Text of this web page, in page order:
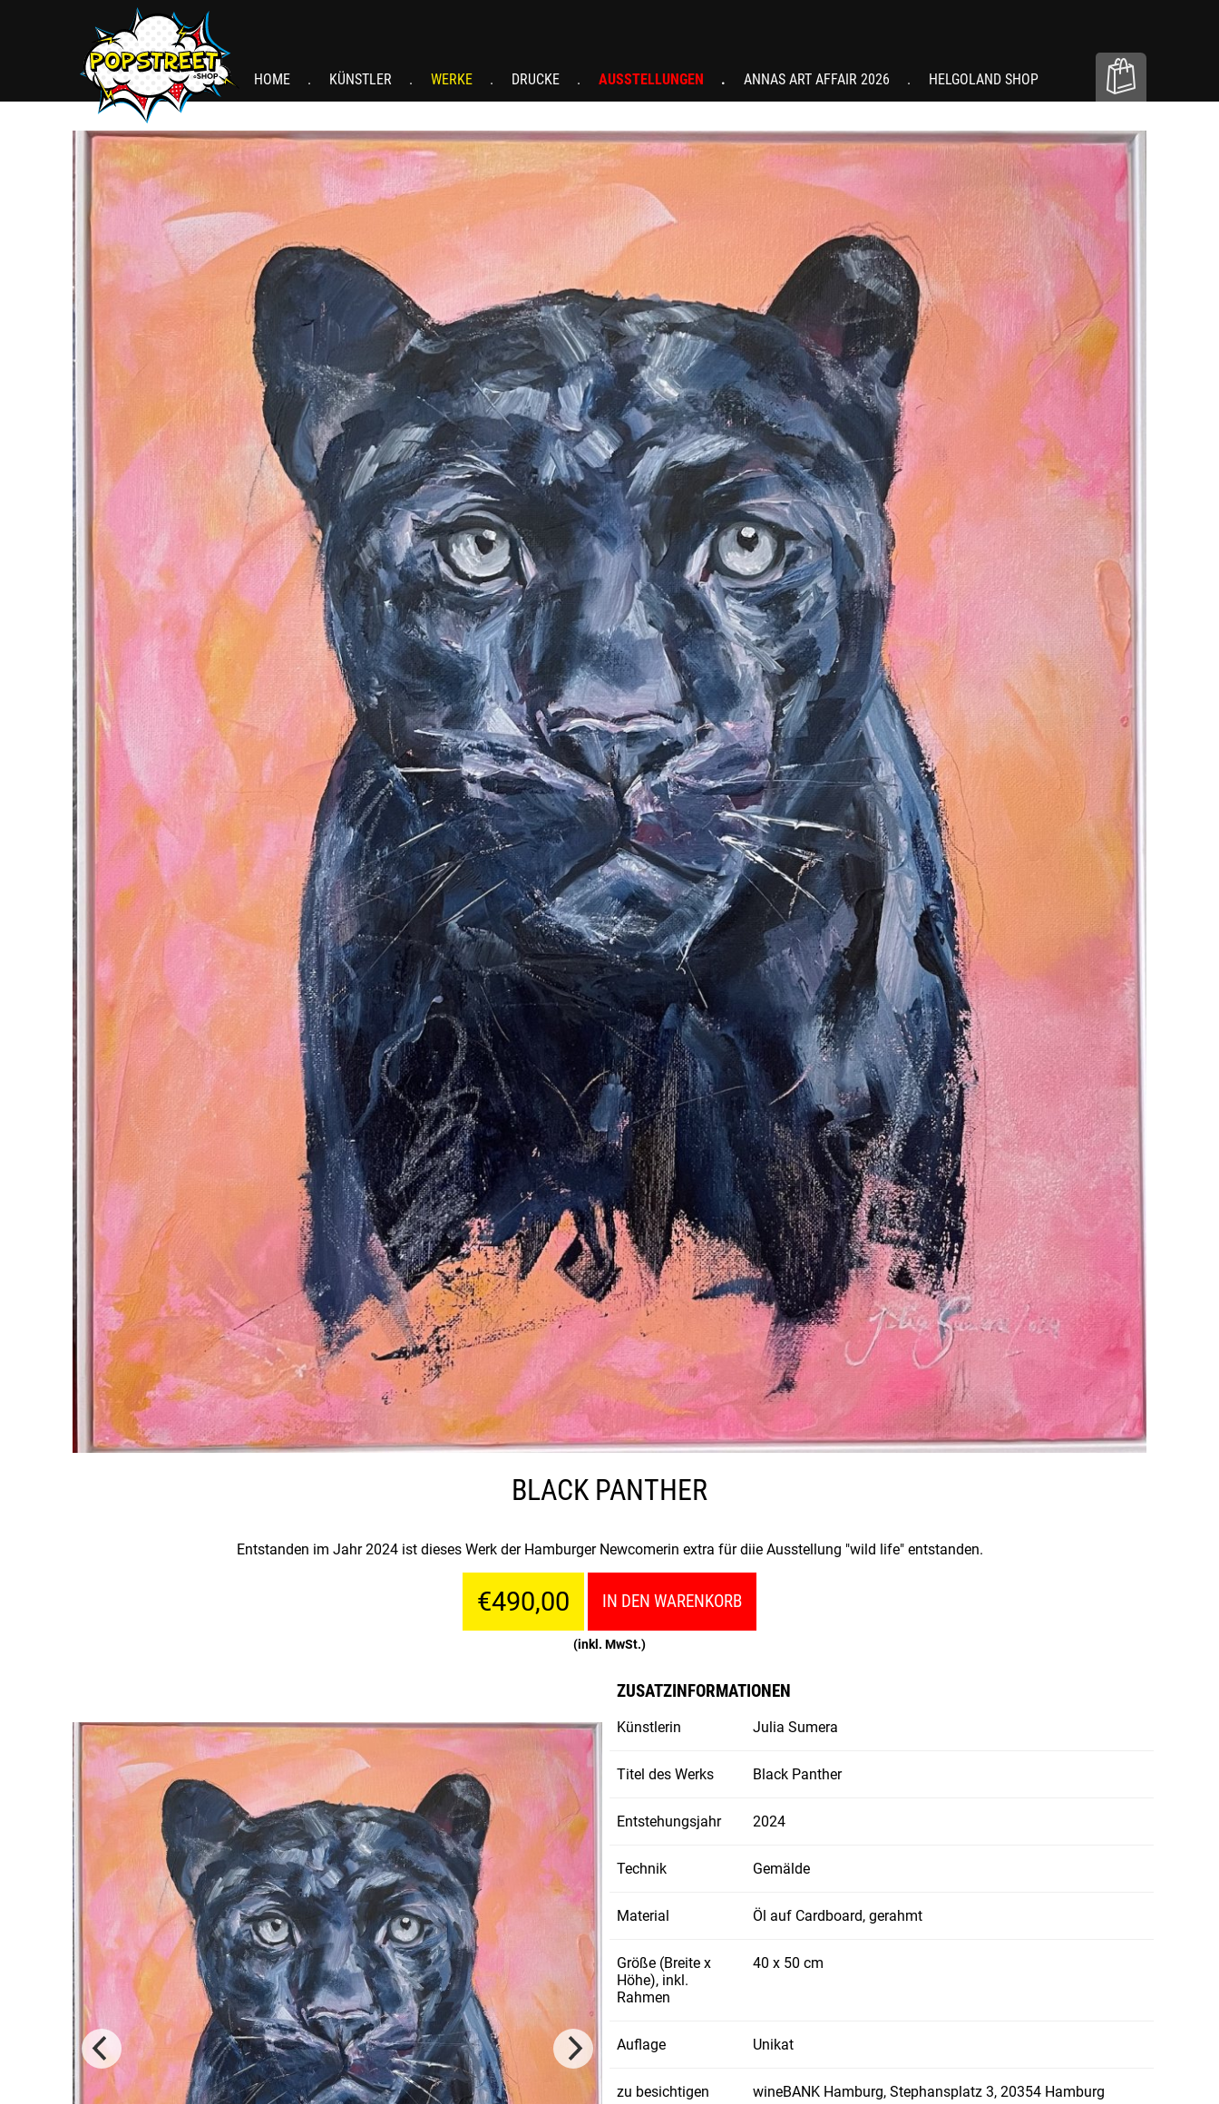
HOME KÜNSTLER WERKE DRUCKE AUSSTELLUNGEN ANNAS ART AFFAIR 2026 HELGOLAND SHOP
BLACK PANTHER
Entstanden im Jahr 2024 ist dieses Werk der Hamburger Newcomerin extra für diie Ausstellung "wild life" entstanden.
€490,00 IN DEN WARENKORB
(inkl. MwSt.)
ZUSATZINFORMATIONEN
Künstlerin Julia Sumera
Titel des Werks Black Panther
Entstehungsjahr 2024
Technik Gemälde
Material Öl auf Cardboard, gerahmt
Größe (Breite x
Höhe), inkl.
Rahmen
40 x 50 cm
Auflage Unikat
zu besichtigen wineBANK Hamburg, Stephansplatz 3, 20354 Hamburg